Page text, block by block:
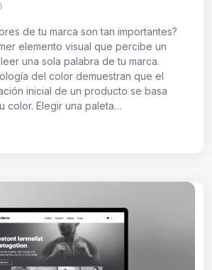
de tu marca son tan importantes?
elemento visual que percibe un
una sola palabra de tu marca.
del color demuestran que el
inicial de un producto se basa
color. Elegir una paleta…